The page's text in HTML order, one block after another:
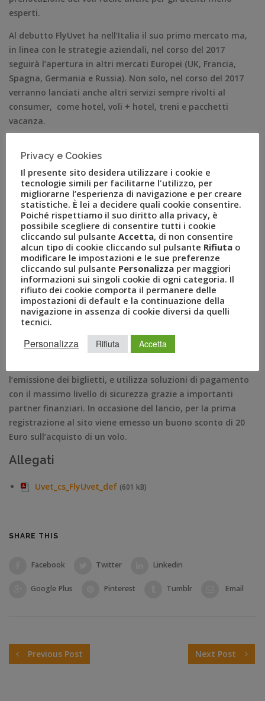
esperti.
Al debutto FlyUvet ha nell’Italia il suo primo mercato ma,
in linea con le strategie aziendali, nel corso del 2017
seguirà l’apertura in altri mercati Europei (UK, Francia,
Spagna, Germania e Russia). Non solo, nel corso del 2017
verranno lanciati anche altri servizi sempre rivolti al
consumer, come hotel, voli + hotel, treni e pacchetti
vacanza.
all’occhiello della nostra azienda – precisa
Presidente Uvet– Ogni idea che nasce in Uvet è
supportata da un team che ne sviluppa internamente
tecnologie e brevetti. Investiamo 2 milioni di euro all’anno
in tecnologia ed è questo che ci contraddistingue rispetto
a molte altre realtà, rendendoci leader nell’ innovazione
del turismo”.
FlyUvet(flyuvet.it) è parte del Gruppo Uvet, importante
multinazionale italiana del settore Travel fondata nel
1950 e con sede a Milano. Uvet è leader di mercato nella
fornitura di servizi e soluzioni innovative per viaggi leisure,
business travel, mice e pharma. Il giro d’affari 2015 del
Gruppo si è attestato a 2,4 miliardi di Euro. FlyUvet ha la
concessione di tutte le autorizzazioni concesse dalla IATA
l’emissione dei biglietti, e utilizza soluzioni di pagamento
con il massimo livello di sicurezza grazie a importanti
partner finanziari. In occasione del lancio, per la prima
registrazione al sito viene emesso un buono sconto di 20
Euro sull’acquisto di un volo.
Allegati
Uvet_cs_FlyUvet_def (601 kB)
SHARE THIS
Facebook Twitter Linkedin
Google Plus Pinterest Tumblr Email
Previous Post Next Post
Privacy e Cookies
Il presente sito desidera utilizzare i cookie e
tecnologie simili per facilitarne l'utilizzo, per
migliorarne l’esperienza di navigazione e per creare
statistiche. È lei a decidere quali cookie consentire.
Poiché rispettiamo il suo diritto alla privacy, è
possibile scegliere di consentire tutti i cookie
cliccando sul pulsante Accetta, di non consentire
alcun tipo di cookie cliccando sul pulsante Rifiuta o
modificare le impostazioni e le sue preferenze
cliccando sul pulsante Personalizza per maggiori
informazioni sui singoli cookie di ogni categoria. Il
rifiuto dei cookie comporta il permanere delle
impostazioni di default e la continuazione della
navigazione in assenza di cookie diversi da quelli
tecnici.
Personalizza Rifiuta Accetta